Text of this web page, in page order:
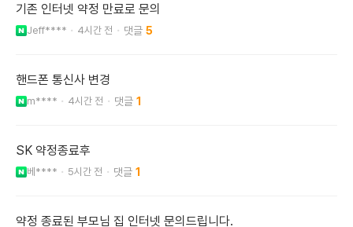
기존 인터넷 약정 만료로 문의
Jeff**** 4시간 전 5
핸드폰 통신사 변경
m**** 4시간 전 1
SK 약정종료후
베**** 5시간 전 1
약정 종료된 부모님 집 인터넷 문의드립니다.